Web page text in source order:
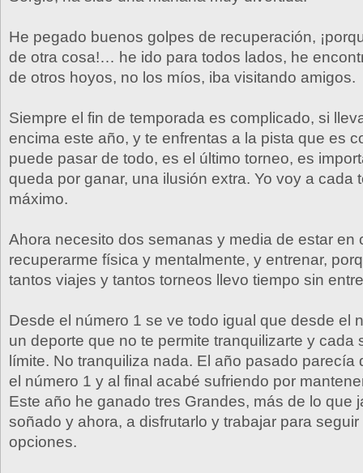
He pegado buenos golpes de recuperación,
de otra cosa!… he ido para todos lados, he
de otros hoyos, no los míos, iba visitando amigos.
Siempre el fin de temporada es complicado, si
encima este año, y te enfrentas a la pista que es
puede pasar de todo, es el último torneo, es
queda por ganar, una ilusión extra. Yo voy a cada
máximo.
Ahora necesito dos semanas y media de estar en
recuperarme física y mentalmente, y entrenar,
tantos viajes y tantos torneos llevo tiempo sin
Desde el número 1 se ve todo igual que desde el
un deporte que no te permite tranquilizarte y cada
límite. No tranquiliza nada. El año pasado parecía
el número 1 y al final acabé sufriendo por
Este año he ganado tres Grandes, más de lo que
soñado y ahora, a disfrutarlo y trabajar para
opciones.